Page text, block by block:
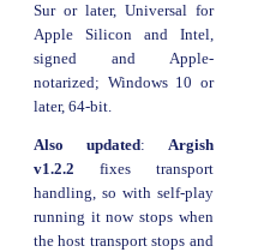
Sur or later, Universal for
Apple Silicon and Intel,
signed and Apple-
notarized; Windows 10 or
later, 64-bit.
Also updated: Argish
v1.2.2 fixes transport
handling, so with self-play
running it now stops when
the host transport stops and